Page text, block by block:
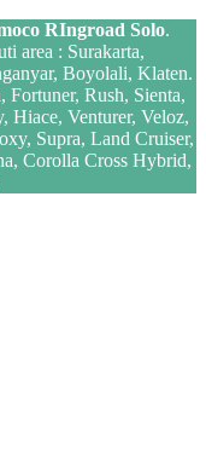
RIngroad Solo.
area : Surakarta,
Boyolali, Klaten.
Rush, Sienta,
Hiace, Venturer, Veloz,
Supra, Land Cruiser,
Corolla Cross Hybrid,